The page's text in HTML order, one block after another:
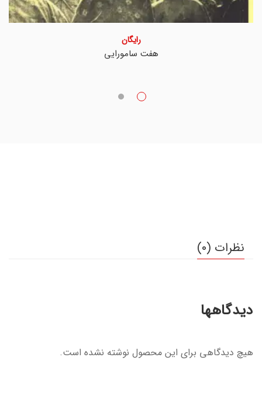
هفت سامورایی
رایگان
نظرات (0)
دیدگاهها
هیچ دیدگاهی برای این محصول نوشته نشده است.